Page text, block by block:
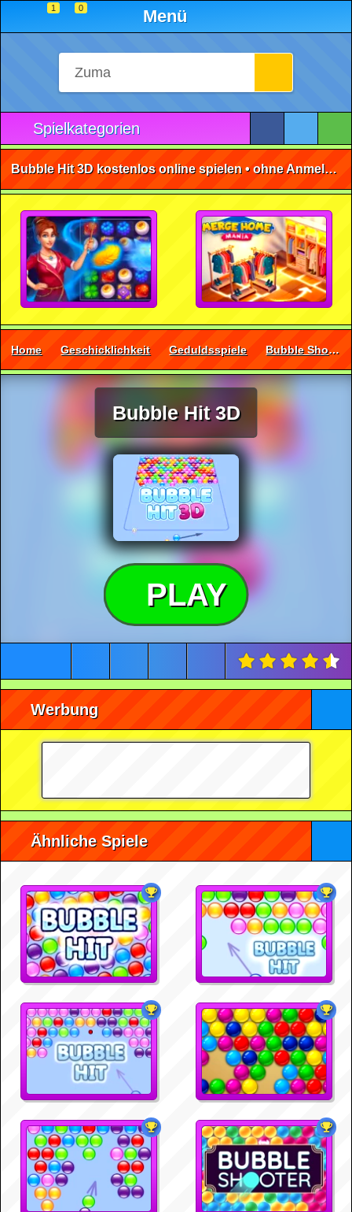
1 0 Menü
Spielkategorien
Bubble Hit 3D kostenlos online spielen • ohne Anmeldung 🕹️
Home Geschicklichkeit Geduldsspiele Bubble Shooter
Bubble Hit 3D
PLAY
Werbung
Ähnliche Spiele